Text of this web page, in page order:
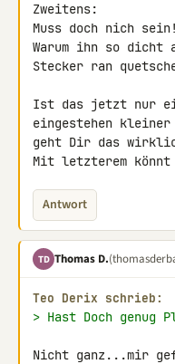
Zweitens:
Muss doch nich
Warum ihn so dicht
Stecker ran
Ist das jetzt nur
eingestehen
geht Dir das
Mit letzterem könnt
Antwort
TD Thomas D.
Teo Derix schrieb:
> Hast Doch genug
Nicht ganz...mir